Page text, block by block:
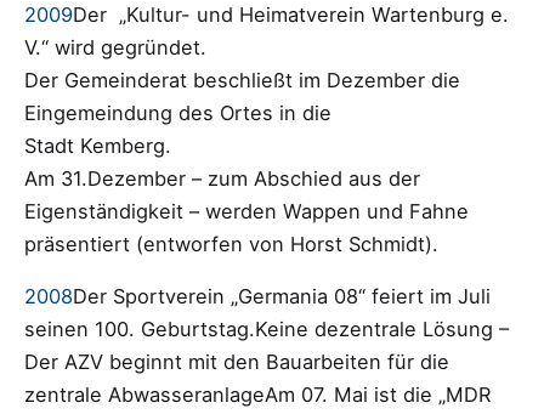
2009Der „Kultur- und Heimatverein Wartenburg e.
V.“ wird gegründet.
Der Gemeinderat beschließt im Dezember die
Eingemeindung des Ortes in die
Stadt Kemberg.
Am 31.Dezember – zum Abschied aus der
Eigenständigkeit – werden Wappen und Fahne
präsentiert (entworfen von Horst Schmidt).
2008Der Sportverein „Germania 08“ feiert im Juli
seinen 100. Geburtstag.Keine dezentrale Lösung –
Der AZV beginnt mit den Bauarbeiten für die
zentrale AbwasseranlageAm 07. Mai ist die „MDR